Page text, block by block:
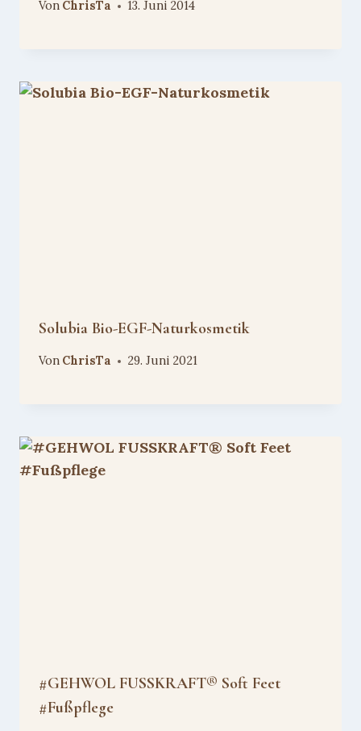
Von ChrisTa 13. Juni 2014
Solubia Bio-EGF-Naturkosmetik
Von ChrisTa 29. Juni 2021
#GEHWOL FUSSKRAFT® Soft Feet
#Fußpflege